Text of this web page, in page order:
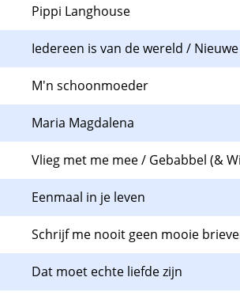
Pippi Langhouse
Iedereen is van de wereld /
M'n schoonmoeder
Maria Magdalena
Vlieg met me mee / Gebabbel (&
Eenmaal in je leven
Schrijf me nooit geen mooie
Dat moet echte liefde zijn